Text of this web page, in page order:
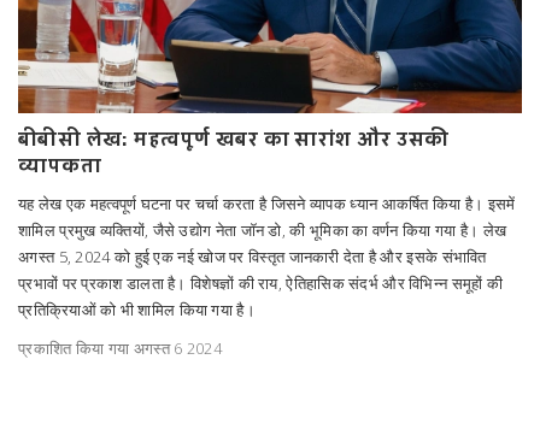
बीबीसी लेख: महत्वपूर्ण खबर का सारांश और उसकी
व्यापकता
यह लेख एक महत्वपूर्ण घटना पर चर्चा करता है जिसने व्यापक ध्यान आकर्षित किया है। इसमें
शामिल प्रमुख व्यक्तियों, जैसे उद्योग नेता जॉन डो, की भूमिका का वर्णन किया गया है। लेख
अगस्त 5, 2024 को हुई एक नई खोज पर विस्तृत जानकारी देता है और इसके संभावित
प्रभावों पर प्रकाश डालता है। विशेषज्ञों की राय, ऐतिहासिक संदर्भ और विभिन्न समूहों की
प्रतिक्रियाओं को भी शामिल किया गया है।
प्रकाशित किया गया अगस्त 6 2024